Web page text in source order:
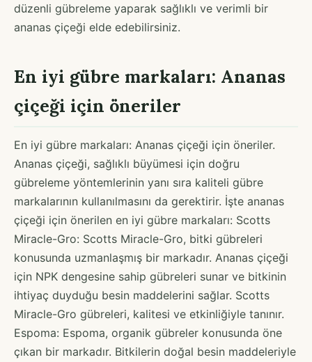
düzenli gübreleme yaparak sağlıklı ve verimli bir
ananas çiçeği elde edebilirsiniz.
En iyi gübre markaları: Ananas
çiçeği için öneriler
En iyi gübre markaları: Ananas çiçeği için öneriler.
Ananas çiçeği, sağlıklı büyümesi için doğru
gübreleme yöntemlerinin yanı sıra kaliteli gübre
markalarının kullanılmasını da gerektirir. İşte ananas
çiçeği için önerilen en iyi gübre markaları: Scotts
Miracle-Gro: Scotts Miracle-Gro, bitki gübreleri
konusunda uzmanlaşmış bir markadır. Ananas çiçeği
için NPK dengesine sahip gübreleri sunar ve bitkinin
ihtiyaç duyduğu besin maddelerini sağlar. Scotts
Miracle-Gro gübreleri, kalitesi ve etkinliğiyle tanınır.
Espoma: Espoma, organik gübreler konusunda öne
çıkan bir markadır. Bitkilerin doğal besin maddeleriyle